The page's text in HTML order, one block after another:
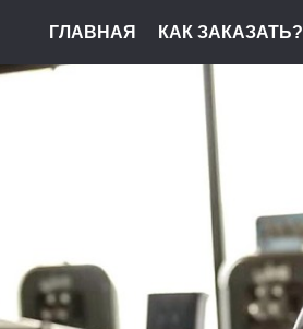
ГЛАВНАЯ КАК ЗАКАЗАТЬ?